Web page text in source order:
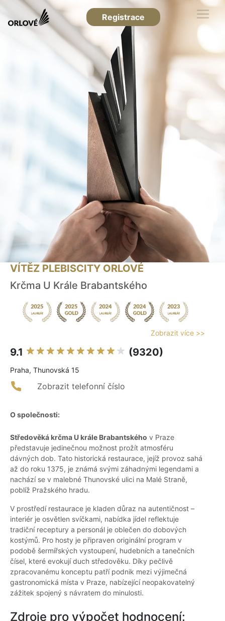
Registrace
VÍTĚZ PLEBISCITY ORLOVÉ
Krčma U Krále Brabantského
Zobrazit více >>
9.1 (9320)
Praha, Thunovská 15
Zobrazit telefonní číslo
O společnosti:
Středověká krčma U krále Brabantského v Praze
představuje jedinečnou možnost prožít atmosféru
dávných dob. Tato historická restaurace, jejíž provoz sahá
až do roku 1375, je známá svými záhadnými legendami a
nachází se v malebné Thunovské ulici na Malé Straně,
poblíž Pražského hradu.
V prostředí restaurace je kladen důraz na autentičnost –
interiér je osvětlen svíčkami, nabídka jídel reflektuje
tradiční receptury a personál je oblečen do dobových
kostýmů. Pro hosty je připraven originální program v
podobě šermířských vystoupení, hudebních a tanečních
čísel, které evokují duch středověku. Díky pečlivě
zpracovanému konceptu patří podnik mezi výjimečná
gastronomická místa v Praze, nabízející neopakovatelný
zážitek spojený s návratem do minulosti.
Zdroje pro výpočet hodnocení: